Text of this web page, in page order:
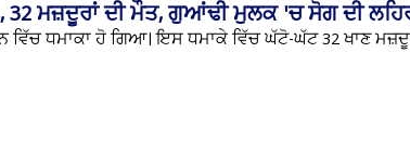
ਮਜ਼ਦੂਰਾਂ ਦੀ ਮੌਤ, ਗੁਆਂਢੀ ਮੁਲਕ 'ਚ ਸੋਗ ਦੀ
ਵਿੱਚ ਧਮਾਕਾ ਹੋ ਗਿਆ। ਇਸ ਧਮਾਕੇ ਵਿੱਚ ਘੱਟੋ-ਘੱਟ 32 ਖਾਣ